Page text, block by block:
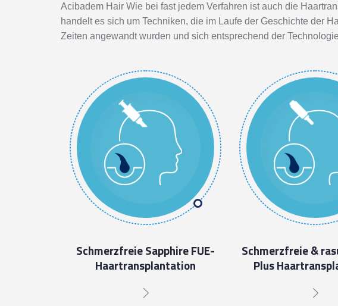
Acibadem Hair Wie bei fast jedem Verfahren ist auch die
handelt es sich um Techniken, die im Laufe der Geschichte der
Zeiten angewandt wurden und sich entsprechend der
Schmerzfreie Sapphire FUE-
Haartransplantation
Schmerzfreie &
Plus